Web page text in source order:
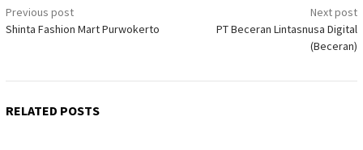
Post
navigation
Previous post
Shinta Fashion Mart Purwokerto
Next post
PT Beceran Lintasnusa Digital
(Beceran)
RELATED POSTS